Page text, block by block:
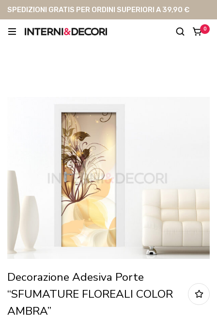
SPEDIZIONI GRATIS PER ORDINI SUPERIORI A 39,90 €
0
Decorazione Adesiva Porte
“SFUMATURE FLOREALI COLOR
AMBRA”